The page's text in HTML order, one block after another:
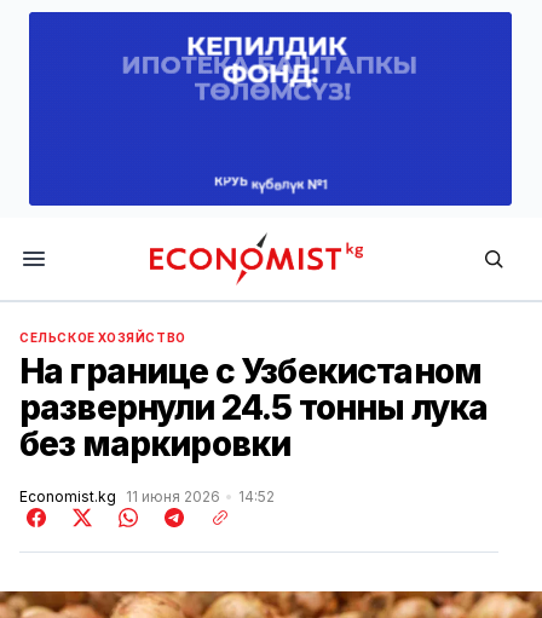
Economist.kg
СЕЛЬСКОЕ ХОЗЯЙСТВО
На границе с Узбекистаном
развернули 24.5 тонны лука
без маркировки
Economist.kg 11 июня 2026 14:52